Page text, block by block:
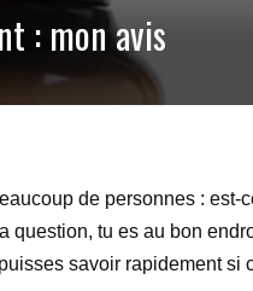
: mon avis
de personnes : est-
tu es au bon
savoir rapidement si